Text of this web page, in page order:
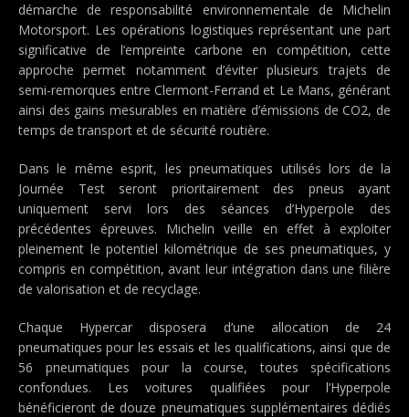
démarche de responsabilité environnementale de Michelin
Motorsport. Les opérations logistiques représentant une part
significative de l’empreinte carbone en compétition, cette
approche permet notamment d’éviter plusieurs trajets de
semi-remorques entre Clermont-Ferrand et Le Mans, générant
ainsi des gains mesurables en matière d’émissions de CO2, de
temps de transport et de sécurité routière.
Dans le même esprit, les pneumatiques utilisés lors de la
Journée Test seront prioritairement des pneus ayant
uniquement servi lors des séances d’Hyperpole des
précédentes épreuves. Michelin veille en effet à exploiter
pleinement le potentiel kilométrique de ses pneumatiques, y
compris en compétition, avant leur intégration dans une filière
de valorisation et de recyclage.
Chaque Hypercar disposera d’une allocation de 24
pneumatiques pour les essais et les qualifications, ainsi que de
56 pneumatiques pour la course, toutes spécifications
confondues. Les voitures qualifiées pour l’Hyperpole
bénéficieront de douze pneumatiques supplémentaires dédiés